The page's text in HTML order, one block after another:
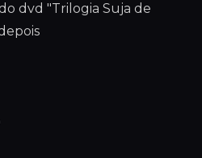
dvd "Trilogia Suja de